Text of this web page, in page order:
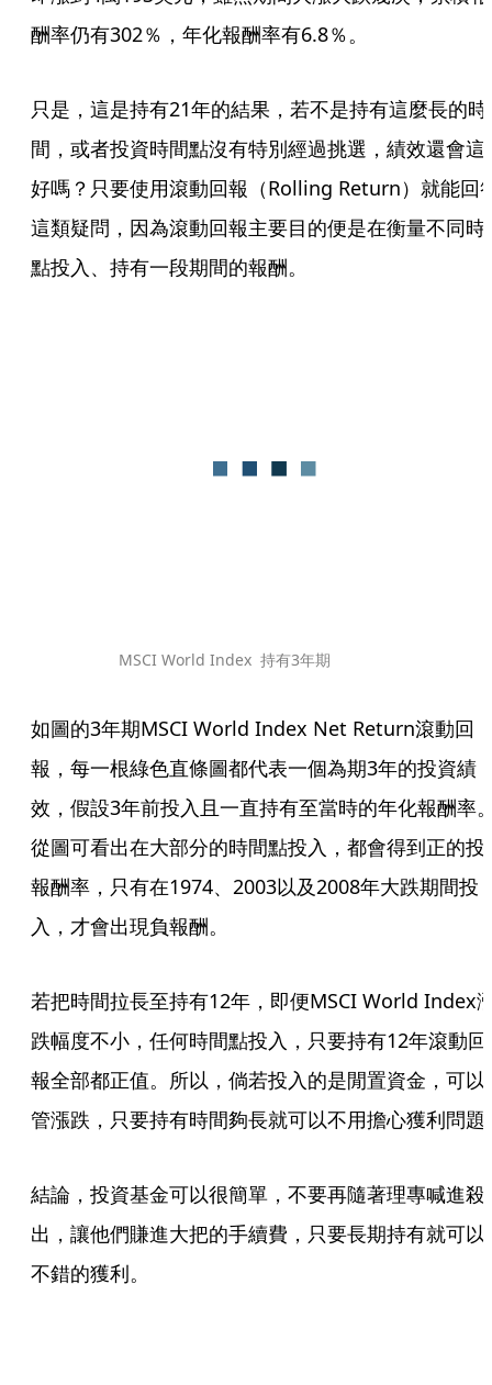
酬率仍有302％，年化報酬率有6.8％。
只是，這是持有21年的結果，若不是持有這麼長的時
間，或者投資時間點沒有特別經過挑選，績效還會這
好嗎？只要使用滾動回報（Rolling Return）就能回
這類疑問，因為滾動回報主要目的便是在衡量不同時
點投入、持有一段期間的報酬。
MSCI World Index  持有3年期
如圖的3年期MSCI World Index Net Return滾動回
報，每一根綠色直條圖都代表一個為期3年的投資績
效，假設3年前投入且一直持有至當時的年化報酬率
從圖可看出在大部分的時間點投入，都會得到正的投
報酬率，只有在1974、2003以及2008年大跌期間投
入，才會出現負報酬。
若把時間拉長至持有12年，即便MSCI World Index
跌幅度不小，任何時間點投入，只要持有12年滾動回
報全部都正值。所以，倘若投入的是閒置資金，可以
管漲跌，只要持有時間夠長就可以不用擔心獲利問題
結論，投資基金可以很簡單，不要再隨著理專喊進殺
出，讓他們賺進大把的手續費，只要長期持有就可以
不錯的獲利。